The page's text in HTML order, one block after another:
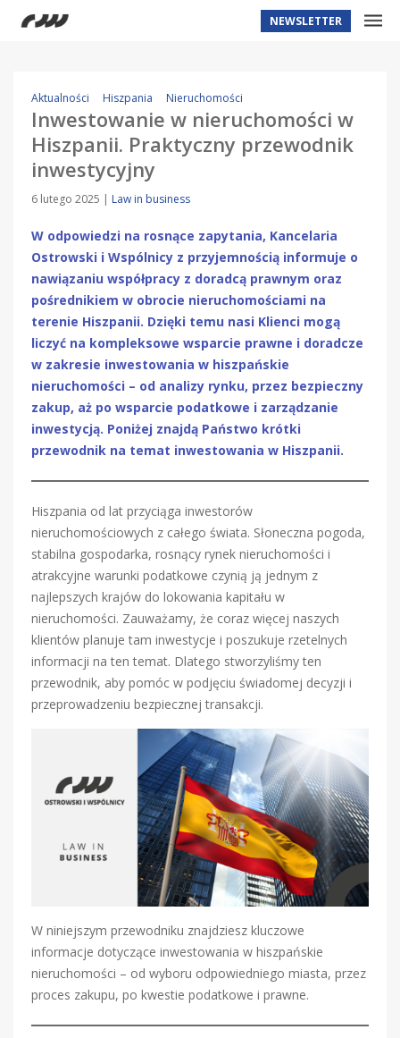
NEWSLETTER
Aktualności Hiszpania Nieruchomości
Inwestowanie w nieruchomości w
Hiszpanii. Praktyczny przewodnik
inwestycyjny
6 lutego 2025 | Law in business
W odpowiedzi na rosnące zapytania, Kancelaria
Ostrowski i Wspólnicy z przyjemnością informuje o
nawiązaniu współpracy z doradcą prawnym oraz
pośrednikiem w obrocie nieruchomościami na
terenie Hiszpanii. Dzięki temu nasi Klienci mogą
liczyć na kompleksowe wsparcie prawne i doradcze
w zakresie inwestowania w hiszpańskie
nieruchomości – od analizy rynku, przez bezpieczny
zakup, aż po wsparcie podatkowe i zarządzanie
inwestycją. Poniżej znajdą Państwo krótki
przewodnik na temat inwestowania w Hiszpanii.
Hiszpania od lat przyciąga inwestorów
nieruchomościowych z całego świata. Słoneczna pogoda,
stabilna gospodarka, rosnący rynek nieruchomości i
atrakcyjne warunki podatkowe czynią ją jednym z
najlepszych krajów do lokowania kapitału w
nieruchomości. Zauważamy, że coraz więcej naszych
klientów planuje tam inwestycje i poszukuje rzetelnych
informacji na ten temat. Dlatego stworzyliśmy ten
przewodnik, aby pomóc w podjęciu świadomej decyzji i
przeprowadzeniu bezpiecznej transakcji.
W niniejszym przewodniku znajdziesz kluczowe
informacje dotyczące inwestowania w hiszpańskie
nieruchomości – od wyboru odpowiedniego miasta, przez
proces zakupu, po kwestie podatkowe i prawne.